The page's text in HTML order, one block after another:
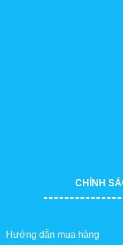
CHÍNH
Hướng dẫn mua hàng